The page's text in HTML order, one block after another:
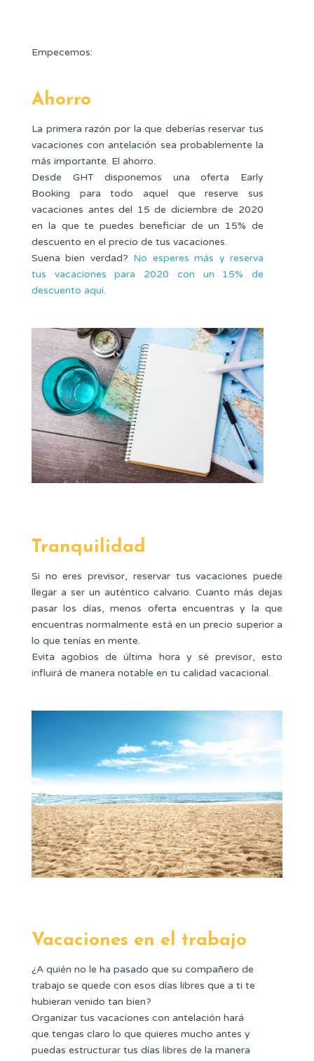
Empecemos:
Ahorro
La primera razón por la que deberías reservar tus
vacaciones con antelación sea probablemente la
más importante. El ahorro.
Desde GHT disponemos una oferta Early
Booking para todo aquel que reserve sus
vacaciones antes del 15 de diciembre de 2020
en la que te puedes beneficiar de un 15% de
descuento en el precio de tus vacaciones.
Suena bien verdad? No esperes más y reserva
tus vacaciones para 2020 con un 15% de
descuento aquí.
Tranquilidad
Si no eres previsor, reservar tus vacaciones puede
llegar a ser un auténtico calvario. Cuanto más dejas
pasar los días, menos oferta encuentras y la que
encuentras normalmente está en un precio superior a
lo que tenías en mente.
Evita agobios de última hora y sé previsor, esto
influirá de manera notable en tu calidad vacacional.
Vacaciones en el trabajo
¿A quién no le ha pasado que su compañero de
trabajo se quede con esos días libres que a ti te
hubieran venido tan bien?
Organizar tus vacaciones con antelación hará
que tengas claro lo que quieres mucho antes y
puedas estructurar tus días libres de la manera